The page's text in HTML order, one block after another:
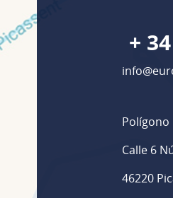
+
Polígono
Calle 6
46220